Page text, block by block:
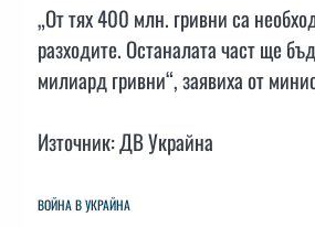
„От тях 400 млн. гривни са
разходите. Останалата част ще
милиард гривни“, заявиха от
Източник: ДВ Украйна
ВОЙНА В УКРАЙНА